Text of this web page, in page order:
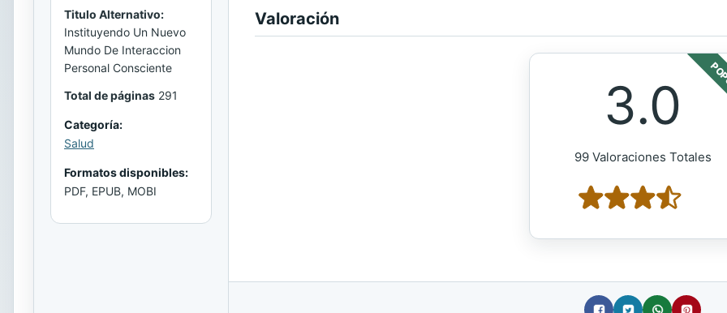
Titulo Alternativo:
Instituyendo Un Nuevo
Mundo De Interaccion
Personal Consciente
Total de páginas 291
Categoría:
Salud
Formatos disponibles:
PDF, EPUB, MOBI
Valoración
3.0
99 Valoraciones Totales